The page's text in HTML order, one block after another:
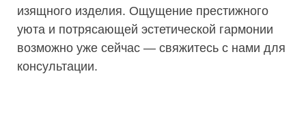
изящного изделия. Ощущение престижного
уюта и потрясающей эстетической гармонии
возможно уже сейчас — свяжитесь с нами для
консультации.